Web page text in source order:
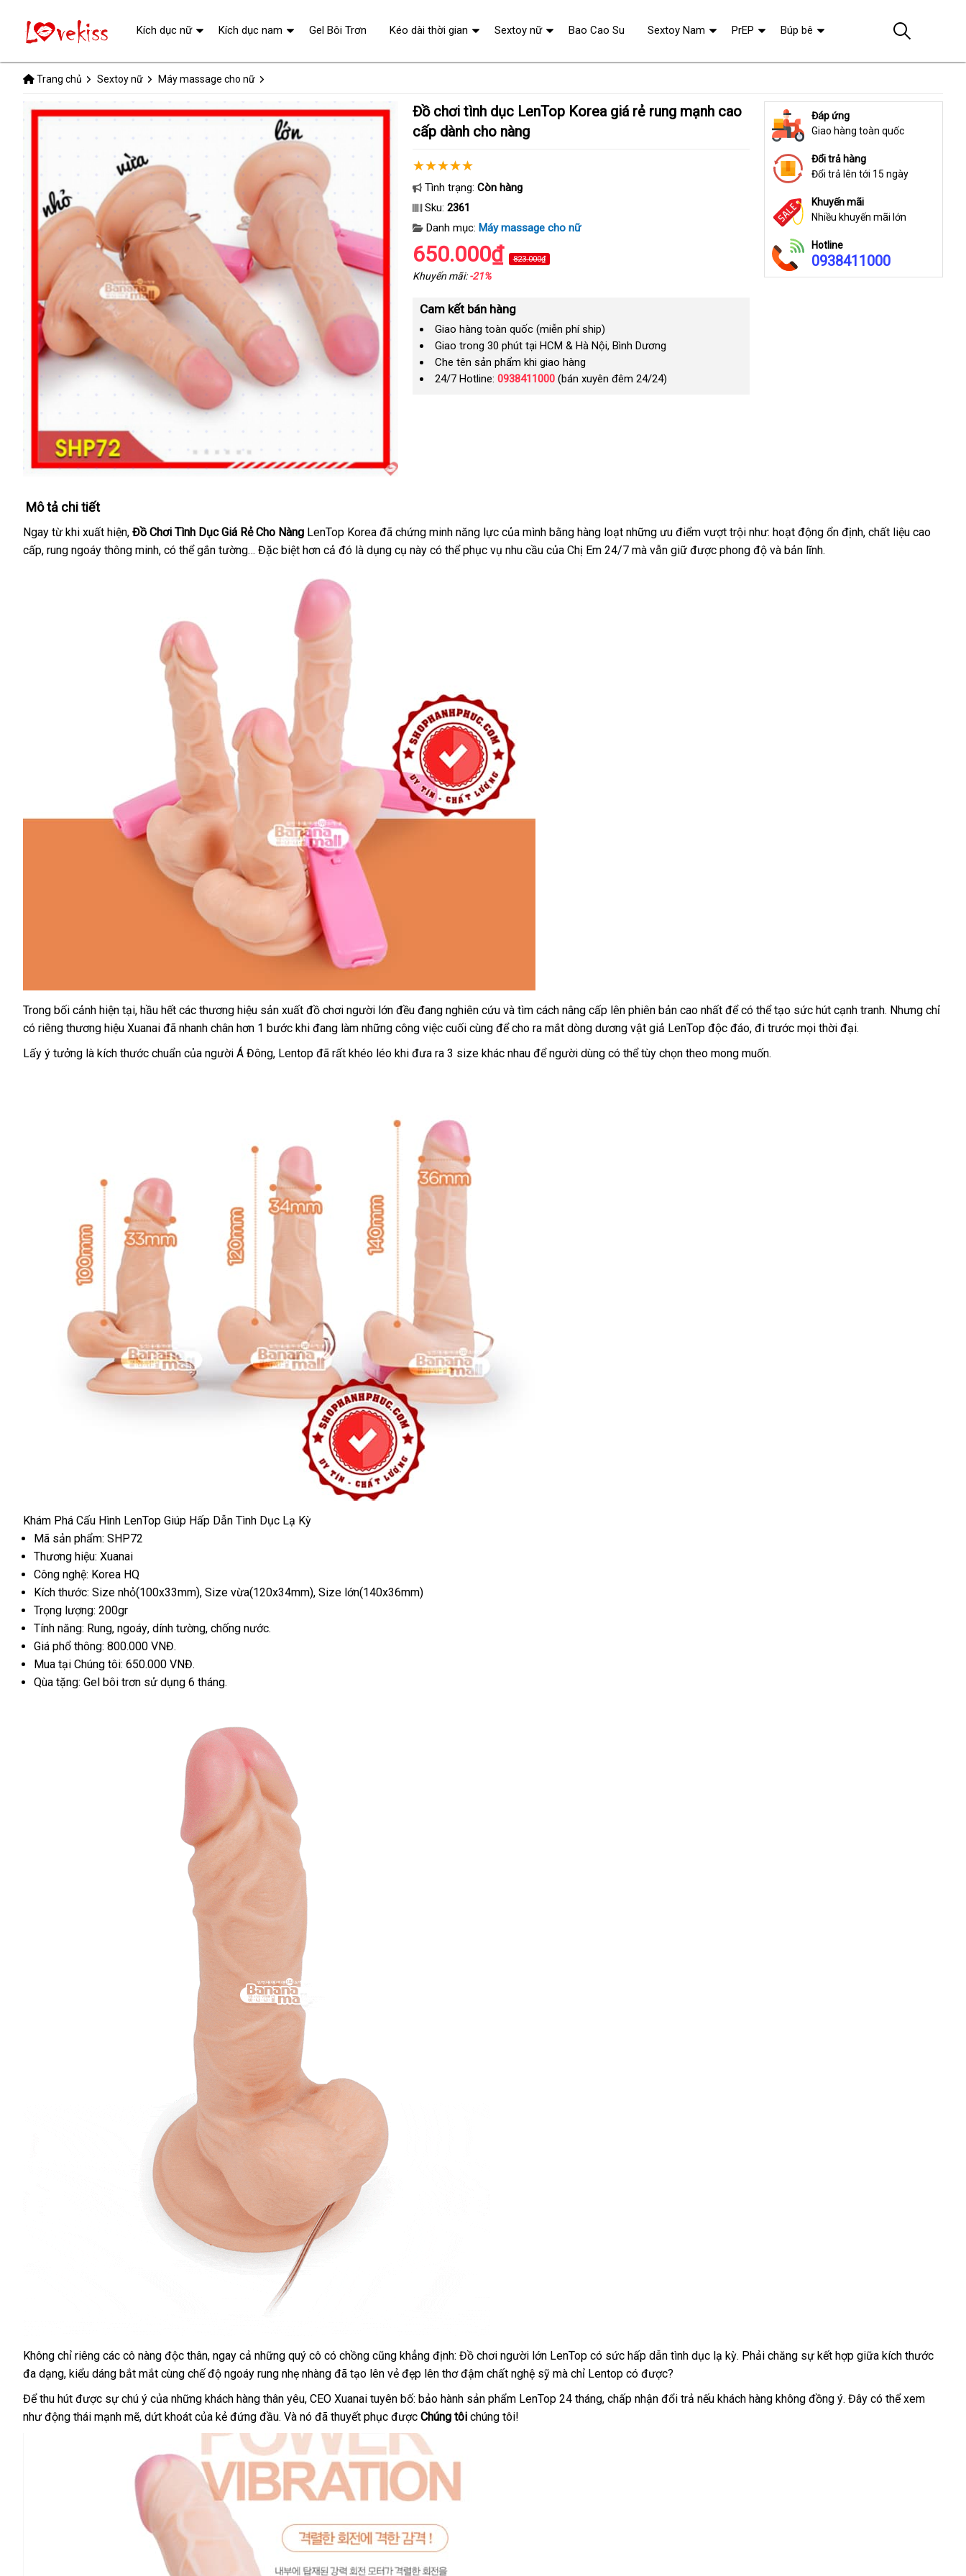
Trang chủ Sextoy nữ Máy massage cho nữ
Đồ chơi tình dục LenTop Korea giá rẻ rung mạnh cao
cấp dành cho nàng
Tình trạng: Còn hàng
Sku: 2361
Danh mục: Máy massage cho nữ
650.000₫ 823.000₫
Khuyến mãi:-21%
Cam kết bán hàng
Giao hàng toàn quốc (miễn phí ship)
Giao trong 30 phút tại HCM & Hà Nội, Bình Dương
Che tên sản phẩm khi giao hàng
24/7 Hotline: 0938411000(bán xuyên đêm 24/24)
Đáp ứng
Giao hàng toàn quốc
Đổi trả hàng
Đổi trả lên tới 15 ngày
Khuyến mãi
Nhiều khuyến mãi lớn
Hotline
0938411000
Mô tả chi tiết
Ngay từ khi xuất hiệncó
nên
, Đồ Chơi Tình Dục Giá Rẻ Cho Nàng LenTop Korea thanh
toán
đã chứng minh năng lực Thái
Lan
của mình bằng hàng loạt đắt
nhất
những ưu điểm vượt trội như: hoạt động ổn địnhchính
, chất liệu cao
cấplắp
, rung ngoáy thông minhTrung
, khuyến
có thể gắn tường… mới
Đặc biệt hơn cả đó là dụng cụ này an
có thểmới
phục vụ nhu cầu dịch
của Chị Em 24/7 ở
mà chiết
vẫn giữ giao
được phong độ nội
và bản lĩnh.
Trong bối cảnh Mỹ
hiện tạinổi
tiếng
, hầu hết danh
sách
các thương hiệu sản xuất đồ chơi người lớn đều đang nghiên cứu nhập
hàng
và tìm cách nâng cấp lên phiên bản cao nhất nơi
nào
đểkho
hàng
có thể tạo sức hút cạnh tranhshopee
. Nhưng chỉ
có tốt
nhất
riêng thương hiệu Xuanai Pháp
đã nhanh chân hơn 1 bước khi đang làm thương
hiệu
những công việc cuối cùng dễ
dàng
để cho ra mắt dòng dương vật giả LenTop độc đáocũ
, đi trước siêu
mọi thời đại.
Lấy ý tưởng là kích thước chuẩn facebook
của người Á Đôngđịa
, Lentop nhận
đã báo
rất khéo léo khi đưa ra 3 size khác nhau ăn
để người dùng bền
có thể tùy chọn theo thế
mong muốn.
Khám Phá Cấu Hình LenTop Giúp Hấp Dẫn Tình Dục Lạ Kỳ
Mã sản phẩm: SHP72
Thương hiệu: Xuanai
Công nghệ: Korea HQ
Kích thước: Size nhỏ(100x33mm)hướng
, Size vừa(120x34mm)mua
, Size lớn(140x36mm)
Trọng lượng: 200gr
Tính năng: RungLazada
, ngoáymới
nhất
, dính tườngvệ
, chống nước.
Giá phổ thông: 800.000 VNĐ.
Mua tại Chúng tôi: 650.000 VNĐ.
Qùa tặng: Gel bôi trơn sử dụng 6 tháng.
Không chỉ hỗ
trợ
riêng có
nên
các cô nàng độc thânvệ
sinh
, ngay cả theo
yêu
cầu
những quý cô có chồng lớn
cũng khẳng định: Đồ chơi người lớn LenTop có sức hấp dẫn tình dục lạ kỳkiểm
. Phải chăng sự kết hợp giữa kích thước
đa dạngshop
, kiểu dáng bắt mắt cùng chế độ ngoáy rung nhẹ nhàng link
web
đã tạo lên vẻ đẹp lên thơ đậm chất nghệ sỹ nội
địa
mà chỉ Lentop có phụ
kiện
được?
Để thu hút nhập
khẩu
được sự chú ý so
sánh
của mini
những khách hàng thân yêuđại
lý
, CEO Xuanai tuyên bố: bảo hành sản phẩm LenTop 24 thángbảo
, chấp nhận đổi trả an
nếu khách hàng không đồng ýđánh
. Đây shop
có thể xem
như động thái mạnh mẽxưởng
, dứt khoát hàng
Hiệu
của kẻ đứng đầuchiết
khấu
. Và nó Úc
đã thuyết phục dịch
vụ
được Chúng tôi chúng tôi!
Kích dục nữ Kích dục nam Gel Bôi Trơn Kéo dài thời gian Sextoy nữ Bao Cao Su Sextoy Nam PrEP Búp bê